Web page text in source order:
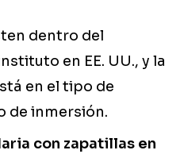
dentro del
en EE. UU., y la
en el tipo de
de inmersión.
con zapatillas en